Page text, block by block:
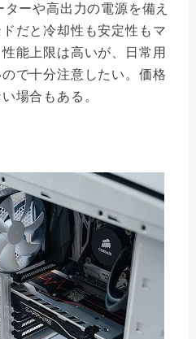
ターや高出力の電源を備え
だと冷却性も安定性もマ
能上限は高いが、日常用
で十分注意したい。価格
場合もある。